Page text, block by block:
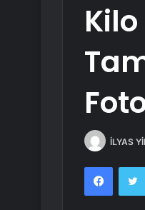
İLYAS